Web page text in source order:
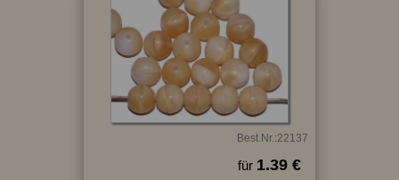
Best.Nr.:22137
für 1.39 €